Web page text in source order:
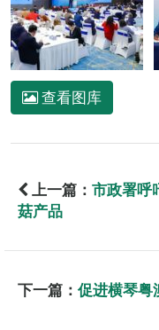
查看图库
上一篇： 市政署呼
菇产品
下一篇： 促进横琴粤